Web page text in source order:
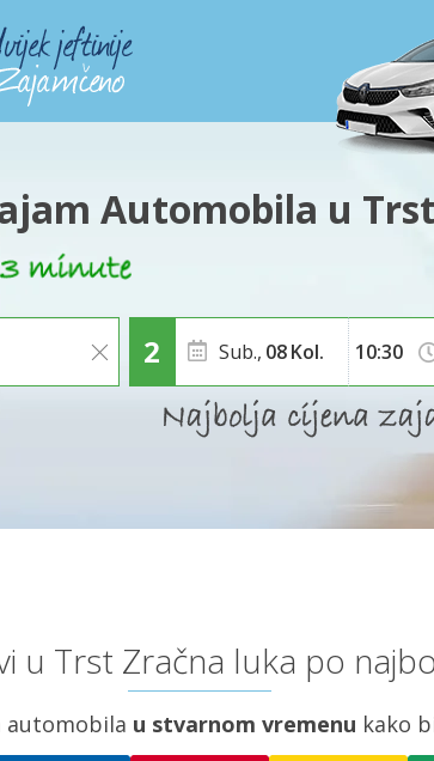
Automobila u Trst
Sub., 08Kol.
u Trst Zračna luka po
automobila u stvarnom vremenu kako